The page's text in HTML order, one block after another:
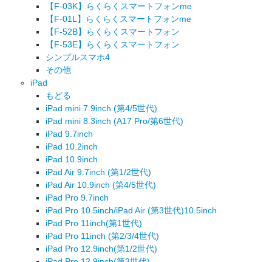
【F-03K】らくらくスマートフォンme
【F-01L】らくらくスマートフォンme
【F-52B】らくらくスマートフォン
【F-53E】らくらくスマートフォン
シンプルスマホ4
その他
iPad
もどる
iPad mini 7.9inch (第4/5世代)
iPad mini 8.3inch (A17 Pro/第6世代)
iPad 9.7inch
iPad 10.2inch
iPad 10.9inch
iPad Air 9.7inch (第1/2世代)
iPad Air 10.9inch (第4/5世代)
iPad Pro 9.7inch
iPad Pro 10.5inch/iPad Air (第3世代)10.5inch
iPad Pro 11inch(第1世代)
iPad Pro 11inch (第2/3/4世代)
iPad Pro 12.9inch(第1/2世代)